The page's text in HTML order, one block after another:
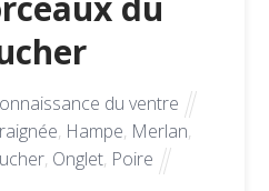
du ventre
, Hampe, Merlan,
, Onglet, Poire